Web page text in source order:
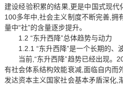
建设经验积累的结果,更是中国式现
100多年中,社会主义制度不断完善,拥
量中“社”的含量逐步提升。
1.2 “东升西降”总体趋势与动力
1.2.1 “东升西降”是一个长期的、
当前,“东升西降”趋势已经出现。
有社会体系结构效能衰减,面临自内而
发达资本主义国家社会基本矛盾深化,